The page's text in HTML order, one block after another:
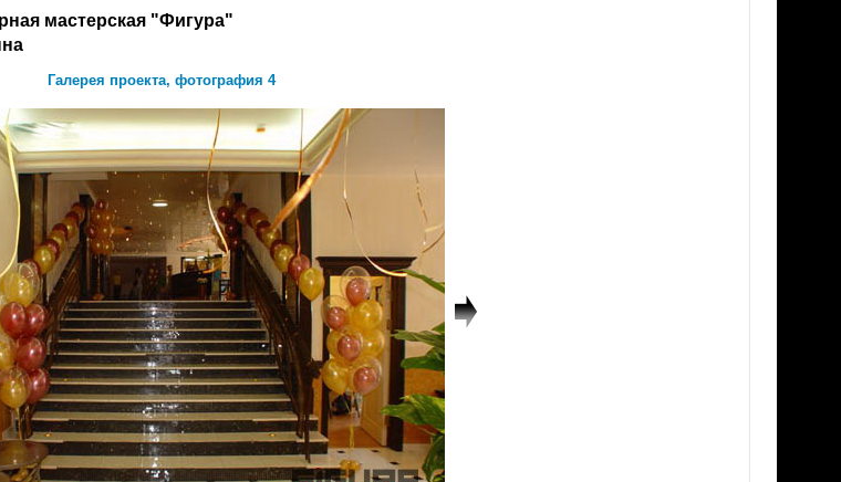
мастерская "Фигура"
Галерея проекта, фотография 4